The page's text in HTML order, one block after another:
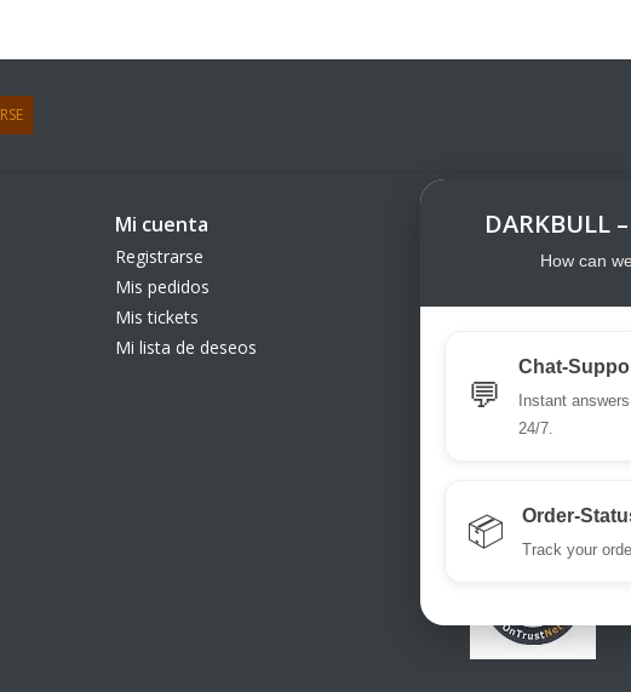
Mi cuenta
Registrarse
Mis pedidos
Mis tickets
Mi lista de deseos
DarkBull
DarkBull
shooters and
Please use our
DARKBULL
How can
💬
Chat-
Instant
24/7.
📦 Order-
Track your